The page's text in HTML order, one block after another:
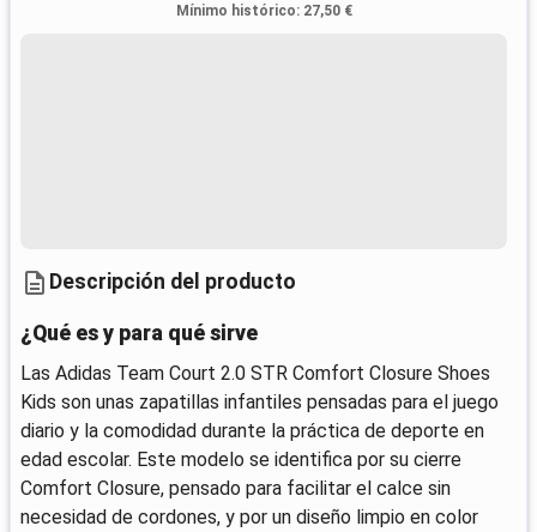
Mínimo histórico: 27,50 €
Descripción del producto
¿Qué es y para qué sirve
Las Adidas Team Court 2.0 STR Comfort Closure Shoes
Kids son unas zapatillas infantiles pensadas para el juego
diario y la comodidad durante la práctica de deporte en
edad escolar. Este modelo se identifica por su cierre
Comfort Closure, pensado para facilitar el calce sin
necesidad de cordones, y por un diseño limpio en color